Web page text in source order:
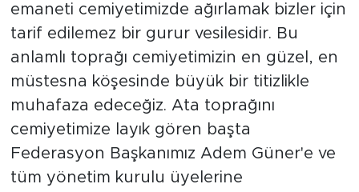
emaneti cemiyetimizde ağırlamak bizler için
tarif edilemez bir gurur vesilesidir. Bu
anlamlı toprağı cemiyetimizin en güzel, en
müstesna köşesinde büyük bir titizlikle
muhafaza edeceğiz. Ata toprağını
cemiyetimize layık gören başta
Federasyon Başkanımız Adem Güner'e ve
tüm yönetim kurulu üyelerine